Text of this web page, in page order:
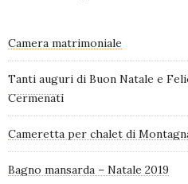
Camera matrimoniale
Tanti auguri di Buon Natale e
Cermenati
Cameretta per chalet di
Bagno mansarda – Natale 2019